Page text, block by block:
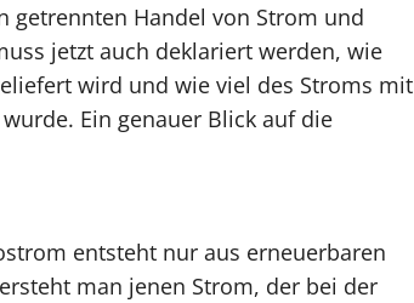
getrennten Handel von Strom und
jetzt auch deklariert werden, wie
wird und wie viel des Stroms mit
Ein genauer Blick auf die
entsteht nur aus erneuerbaren
man jenen Strom, der bei der